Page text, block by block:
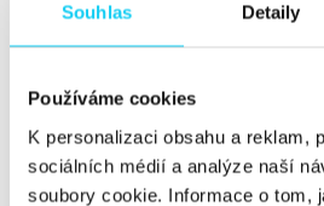
Souhlas Detaily
Používáme cookies
K personalizaci obsahu a reklam,
sociálních médií a analýze naší
soubory cookie. Informace o tom,
cenovou pobídku. My jsme to
odesílatele to bylo 34 e-mailů,
obsahovalo slevu, kupón nebo
jiného...
Číst dále »